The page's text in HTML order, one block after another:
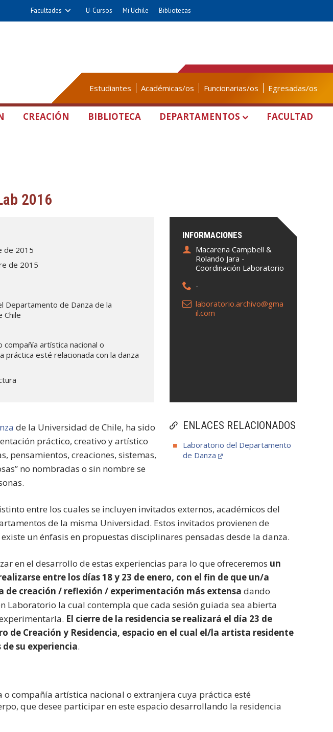
Facultades U-Cursos Mi Uchile Bibliotecas
Estudiantes Académicas/os Funcionarias/os Egresadas/os
CREACIÓN BIBLIOTECA DEPARTAMENTOS FACULTAD
2016
INFORMACIONES
Macarena Campbell &
Rolando Jara -
Coordinación Laboratorio
-
laboratorio.archivo@gma
il.com
de 2015
de 2015
Departamento de Danza de la
Chile
compañía artística nacional o
práctica esté relacionada con la danza
ENLACES RELACIONADOS
Laboratorio del Departamento
de Danza
de la Universidad de Chile, ha sido
práctico, creativo y artístico
pensamientos, creaciones, sistemas,
no nombradas o sin nombre se
entre los cuales se incluyen invitados externos, académicos del
de la misma Universidad. Estos invitados provienen de
un énfasis en propuestas disciplinares pensadas desde la danza.
en el desarrollo de estas experiencias para lo que ofreceremos un
entre los días 18 y 23 de enero, con el fin de que un/a
de creación / reflexión / experimentación más extensa dando
la cual contempla que cada sesión guiada sea abierta
El cierre de la residencia se realizará el día 23 de
de Creación y Residencia, espacio en el cual el/la artista residente
su experiencia.
compañía artística nacional o extranjera cuya práctica esté
que desee participar en este espacio desarrollando la residencia